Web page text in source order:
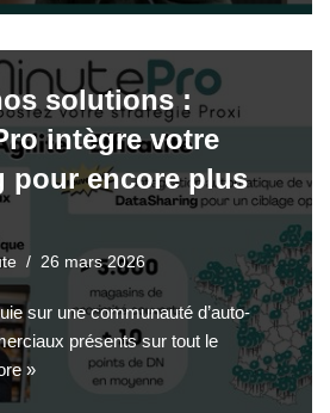
solutions :
intègre votre
pour encore plus
26 mars 2026
sur une communauté d’auto-
présents sur tout le
»